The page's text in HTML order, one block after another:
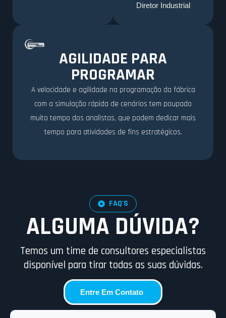
Diretor Industrial
AGILIDADE PARA
PROGRAMAR
A velocidade e agilidade na programação da fábrica
com a simulação rápida de cenários tem poupado
muito tempo dos analistas, que podem dedicar mais
tempo para atividades de fins estratégicos.
FAQ'S
ALGUMA DÚVIDA?
Temos um time de consultores especialistas
disponível para tirar todas as suas dúvidas.
Entre Em Contato